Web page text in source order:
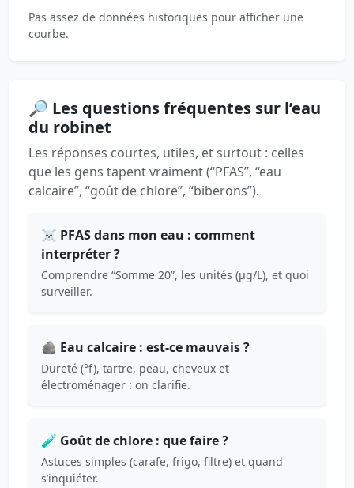
Pas assez de données historiques pour afficher une
courbe.
🔎 Les questions fréquentes sur l’eau
du robinet
Les réponses courtes, utiles, et surtout : celles
que les gens tapent vraiment (“PFAS”, “eau
calcaire”, “goût de chlore”, “biberons”).
☠️ PFAS dans mon eau : comment
interpréter ?
Comprendre “Somme 20”, les unités (µg/L), et quoi
surveiller.
🪨 Eau calcaire : est-ce mauvais ?
Dureté (°f), tartre, peau, cheveux et
électroménager : on clarifie.
🧪 Goût de chlore : que faire ?
Astuces simples (carafe, frigo, filtre) et quand
s’inquiéter.